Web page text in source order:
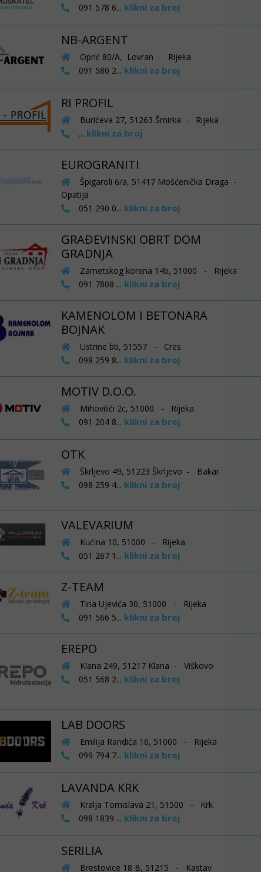
091 578 6... klikni za broj
NB-ARGENT
Oprić 80/A, Lovran - Rijeka
091 580 2... klikni za broj
RI PROFIL
Burićeva 27, 51263 Šmirka - Rijeka
... klikni za broj
EUROGRANITI
Špigaroli 6/a, 51417 Mošćenička Draga -
Opatija
051 290 0... klikni za broj
GRAĐEVINSKI OBRT DOM
GRADNJA
Zametskog korena 14b, 51000 - Rijeka
091 7808 ... klikni za broj
KAMENOLOM I BETONARA
BOJNAK
Ustrine bb, 51557 - Cres
098 259 8... klikni za broj
MOTIV D.O.O.
Mihovilići 2c, 51000 - Rijeka
091 204 8... klikni za broj
OTK
Škrljevo 49, 51223 Škrljevo - Bakar
098 259 4... klikni za broj
VALEVARIUM
Kućina 10, 51000 - Rijeka
051 267 1... klikni za broj
Z-TEAM
Tina Ujevića 30, 51000 - Rijeka
091 566 5... klikni za broj
EREPO
Klana 249, 51217 Klana - Viškovo
051 568 2... klikni za broj
LAB DOORS
Emilija Randića 16, 51000 - Rijeka
099 794 7... klikni za broj
LAVANDA KRK
Kralja Tomislava 21, 51500 - Krk
098 1839 ... klikni za broj
SERILIA
Brestovice 18 B, 51215 - Kastav